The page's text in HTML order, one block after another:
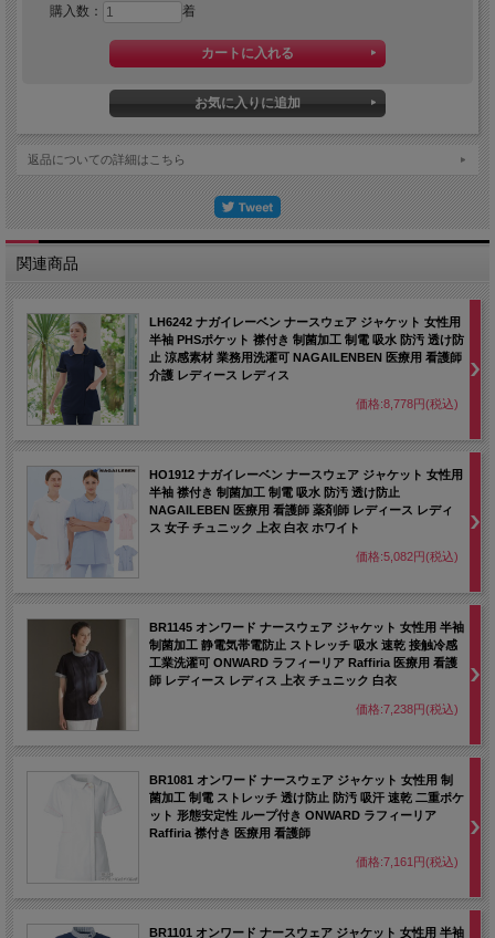
購入数： 着
返品についての詳細はこちら
関連商品
LH6242 ナガイレーベン ナースウェア ジャケット 女性用
半袖 PHSポケット 襟付き 制菌加工 制電 吸水 防汚 透け防
止 涼感素材 業務用洗濯可 NAGAILENBEN 医療用 看護師
介護 レディース レディス
価格:8,778円(税込)
HO1912 ナガイレーベン ナースウェア ジャケット 女性用
半袖 襟付き 制菌加工 制電 吸水 防汚 透け防止
NAGAILEBEN 医療用 看護師 薬剤師 レディース レディ
ス 女子 チュニック 上衣 白衣 ホワイト
価格:5,082円(税込)
BR1145 オンワード ナースウェア ジャケット 女性用 半袖
制菌加工 静電気帯電防止 ストレッチ 吸水 速乾 接触冷感
工業洗濯可 ONWARD ラフィーリア Raffiria 医療用 看護
師 レディース レディス 上衣 チュニック 白衣
価格:7,238円(税込)
BR1081 オンワード ナースウェア ジャケット 女性用 制
菌加工 制電 ストレッチ 透け防止 防汚 吸汗 速乾 二重ポケ
ット 形態安定性 ループ付き ONWARD ラフィーリア
Raffiria 襟付き 医療用 看護師
価格:7,161円(税込)
BR1101 オンワード ナースウェア ジャケット 女性用 半袖